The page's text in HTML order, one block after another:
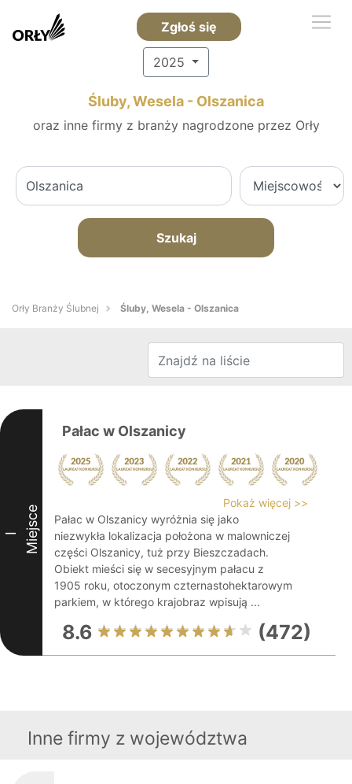
Zgłoś się
2025
Śluby, Wesela - Olszanica
oraz inne firmy z branży nagrodzone przez Orły
Szukaj
Orły Branży Ślubnej Śluby, Wesela - Olszanica
I Miejsce
Pałac w Olszanicy
Pokaż więcej >>
Pałac w Olszanicy wyróżnia się jako
niezwykła lokalizacja położona w malowniczej
części Olszanicy, tuż przy Bieszczadach.
Obiekt mieści się w secesyjnym pałacu z
1905 roku, otoczonym czternastohektarowym
parkiem, w którego krajobraz wpisują ...
8.6 (472)
Inne firmy z województwa